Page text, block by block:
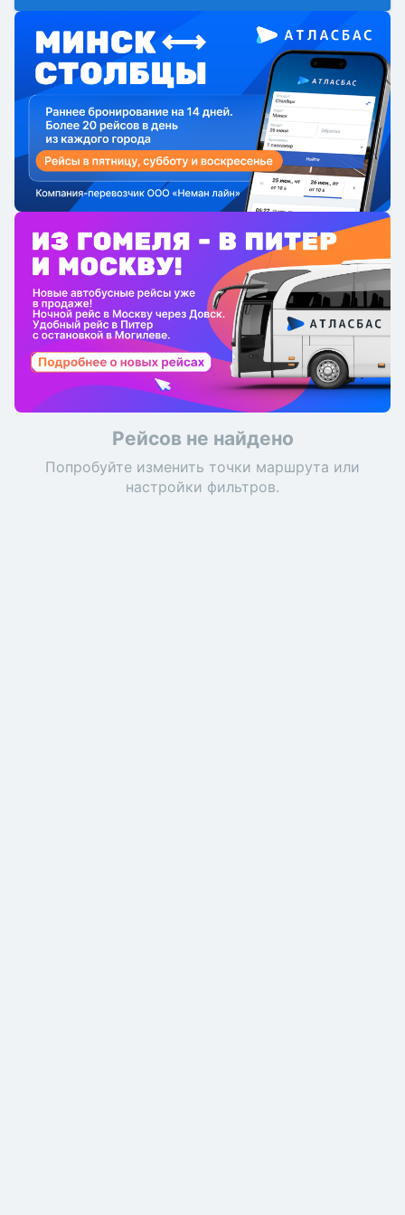
Рейсов не найдено
Попробуйте изменить точки маршрута или
настройки фильтров.